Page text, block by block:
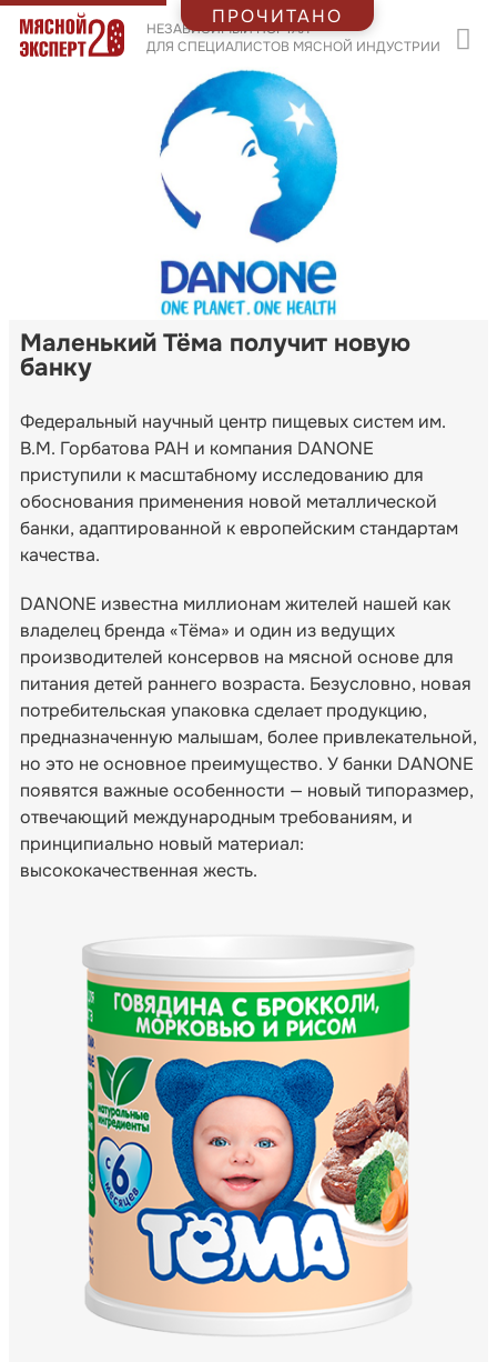
НЕЗАВИСИМЫЙ ПОРТАЛ
ДЛЯ СПЕЦИАЛИСТОВ МЯСНОЙ ИНДУСТРИИ
Маленький Тёма получит новую
банку
Федеральный научный центр пищевых систем им.
В.М. Горбатова РАН и компания DANONE
приступили к масштабному исследованию для
обоснования применения новой металлической
банки, адаптированной к европейским стандартам
качества.
DANONE известна миллионам жителей нашей как
владелец бренда «Тёма» и один из ведущих
производителей консервов на мясной основе для
питания детей раннего возраста. Безусловно, новая
потребительская упаковка сделает продукцию,
предназначенную малышам, более привлекательной,
но это не основное преимущество. У банки DANONE
появятся важные особенности — новый типоразмер,
отвечающий международным требованиям, и
принципиально новый материал:
высококачественная жесть.
ПРОЧИТАНО